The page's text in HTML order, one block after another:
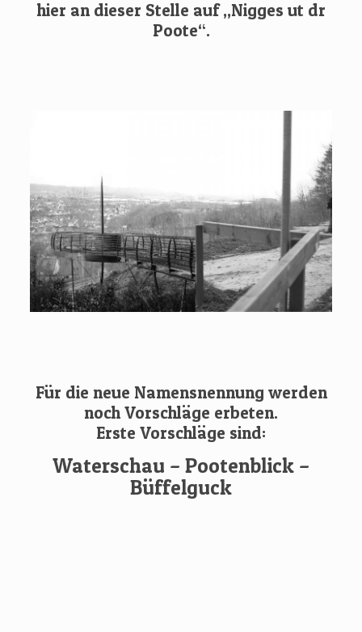
hier an dieser Stelle auf „Nigges ut dr
Poote“.
Für die neue Namensnennung werden
noch Vorschläge erbeten.
Erste Vorschläge sind:
Waterschau – Pootenblick –
Büffelguck